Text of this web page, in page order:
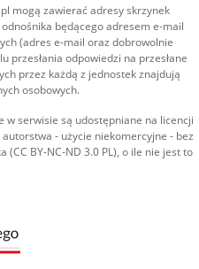
mogą zawierać adresy skrzynek
będącego adresem e-mail
(adres e-mail oraz dobrowolnie
przesłania odpowiedzi na przesłane
przez każdą z jednostek znajdują
osobowych.
w serwisie są udostępniane na licencji
- użycie niekomercyjne - bez
(CC BY-NC-ND 3.0 PL), o ile nie jest to